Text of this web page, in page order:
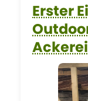
Erster